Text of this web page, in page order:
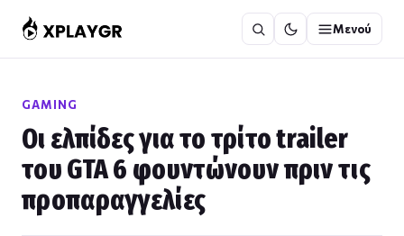
στο
περιεχόμενο
Μενού
GAMING
Οι ελπίδες για το τρίτο trailer
του GTA 6 φουντώνουν πριν τις
προπαραγγελίες